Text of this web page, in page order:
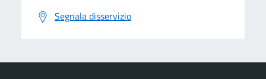
Segnala disservizio